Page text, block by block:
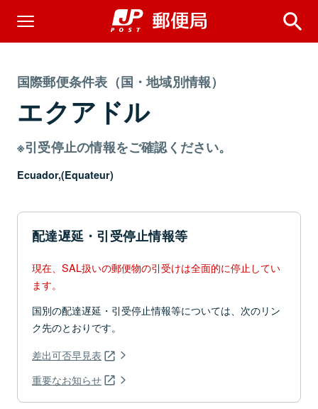
国際郵便条件表（国・地域別情報）
エクアドル
※引受停止の情報をご確認ください。
Ecuador,(Equateur)
配達遅延・引受停止情報等
現在、SAL扱いの郵便物の引受けは全面的に停止してい
ます。
国別の配達遅延・引受停止情報等については、次のリン
ク先のとおりです。
差出可否早見表
重要なお知らせ